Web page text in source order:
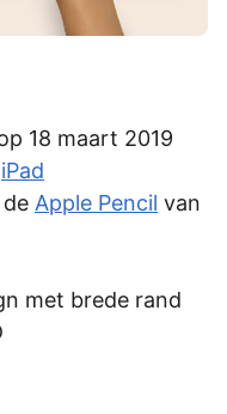
18 maart 2019
iPad
Apple Pencil van
met brede rand